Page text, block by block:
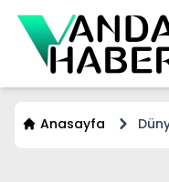
Anasayfa